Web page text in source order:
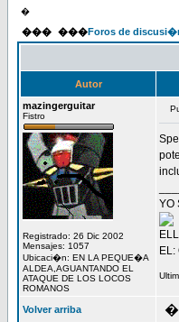
�
��� ���Foros de
Autor
mazingerguitar
Fistro
Registrado: 26 Dic 2002
Mensajes: 1057
Ubicaci�n: EN LA PEQUE�A
ALDEA,AGUANTANDO EL
ATAQUE DE LOS LOCOS
ROMANOS
YO
EL:
Volver arriba �